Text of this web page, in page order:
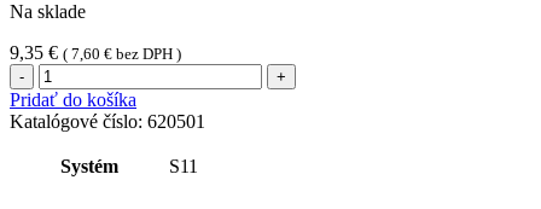
Na sklade
9,35 € ( 7,60 € bez DPH )
množstvo
Tork
sprejové
mydlo
(1ks)
Pridať do košíka
Katalógové číslo: 620501
Systém S11